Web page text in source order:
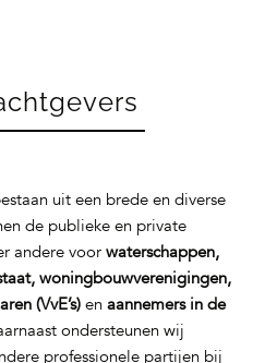
uit een brede en diverse
de publieke en private
andere voor waterschappen,
woningbouwverenigingen,
(VvE’s)en aannemers in de
ondersteunen wij
professionele partijen bij